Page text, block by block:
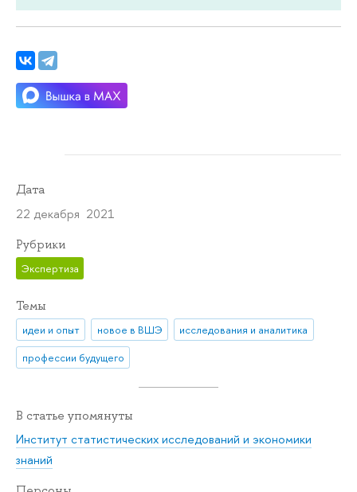
Дата
22 декабря 2021
Рубрики
Экспертиза
Темы
идеи и опыт новое в ВШЭ
исследования и аналитика
профессии будущего
В статье упомянуты
Институт статистических исследований и экономики
знаний